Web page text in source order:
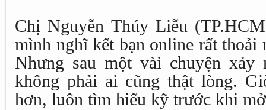
Chị Nguyễn Thúy Liễu
mình nghĩ kết bạn online rất thoải
Nhưng sau một vài chuyện xảy
không phải ai cũng thật lòng.
hơn, luôn tìm hiểu kỹ trước khi